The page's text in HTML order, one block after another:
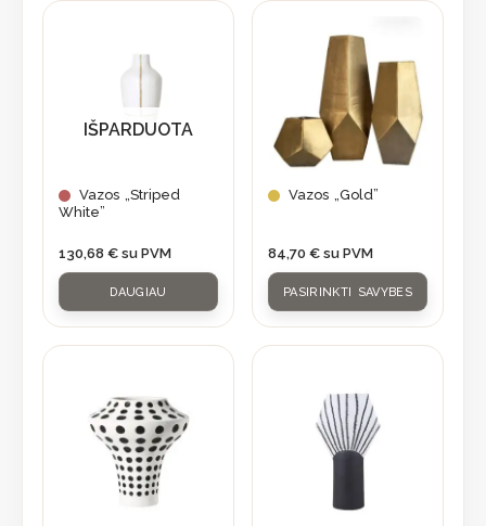
IŠPARDUOTA
Vazos „Striped
White”
130,68 € su PVM
DAUGIAU
Vazos „Gold”
84,70 € su PVM
PASIRINKTI SAVYBES
multiple
variants.
The
options
may
chosen
on
the
product
page